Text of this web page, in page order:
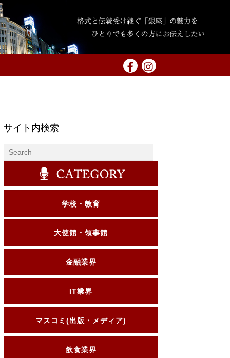
サイト内検索
学校・教育
大使館・領事館
金融業界
IT業界
マスコミ(出版・メディア)
飲食業界